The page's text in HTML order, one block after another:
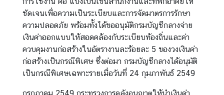
ชัดเจนเพื่อความเป็นระเบียบและการจัดมาตรการรักษา
ความปลอดภัย พร้อมทั้งได้ขออนุมัติกรมบัญชีกลางจ่าย
เงินค่าออกแบบให้สอดคล้องกับระเบียบท้องถิ่นและค่า
ควบคุมงานก่อสร้างในอัตรางานละร้อยละ 5 ของวงเงินค่า
ก่อสร้างเป็นกรณีพิเศษ ซึ่งต่อมา กรมบัญชีกลางได้อนุมัติ
เป็นกรณีพิเศษเฉพาะรายเมื่อวันที่ 24 กุมภาพันธ์ 2549